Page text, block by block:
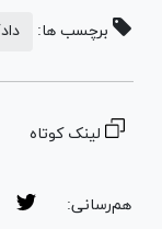
برچسب ها:
لینک کوتاه
هم‌رسانی: